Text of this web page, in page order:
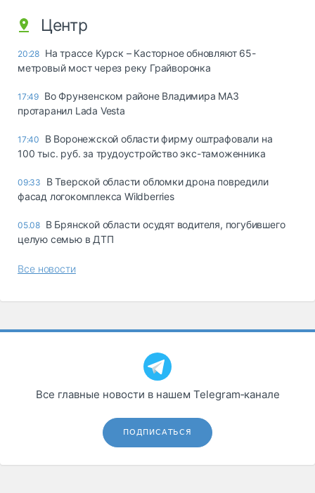
Центр
20:28 На трассе Курск – Касторное обновляют 65-
метровый мост через реку Грайворонка
17:49 Во Фрунзенском районе Владимира МАЗ
протаранил Lada Vesta
17:40
В Воронежской области фирму оштрафовали на
100 тыс. руб. за трудоустройство экс-таможенника
09:33
В Тверской области обломки дрона повредили
фасад логокомплекса Wildberries
05.08 В Брянской области осудят водителя, погубившего
целую семью в ДТП
Все новости
Все главные новости в нашем Telegram‑канале
ПОДПИСАТЬСЯ